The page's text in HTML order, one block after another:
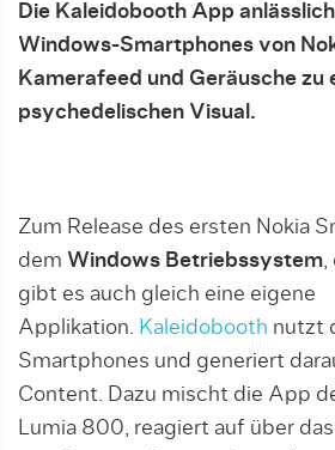
Die Kaleidobooth App
Windows-Smartphones von
Kamerafeed und Geräusche zu
psychedelischen Visual.
Zum Release des ersten Nokia
dem Windows Betriebssystem,
gibt es auch gleich eine eigene
Applikation. Kaleidobooth nutzt
Smartphones und generiert
Content. Dazu mischt die App
Lumia 800, reagiert auf über